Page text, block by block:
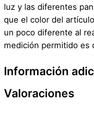
luz y las diferentes
que el color del
un poco diferente al
medición permitido es
Información
Atributos
Valoraciones